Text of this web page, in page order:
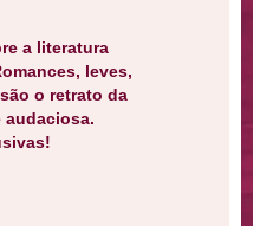
a literatura
leves,
o retrato da
audaciosa.